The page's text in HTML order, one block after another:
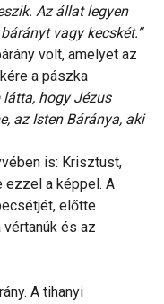
Az állat legyen
vagy kecskét.”
volt, amelyet az
a pászka
látta, hogy Jézus
az Isten Báránya, aki
is: Krisztust,
ezzel a képpel. A
előtte
vértanúk és az
A tihanyi